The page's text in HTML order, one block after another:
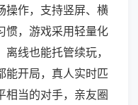
操作，支持竖屏、横
惯，游戏采用轻量化
线也能托管续玩，
能开局，真人实时匹
相当的对手，亲友圈